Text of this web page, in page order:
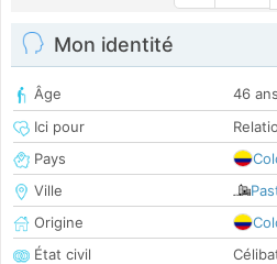
Mon identité
Âge
46 ans
Ici pour
Pays
Ville
Origine
État civil